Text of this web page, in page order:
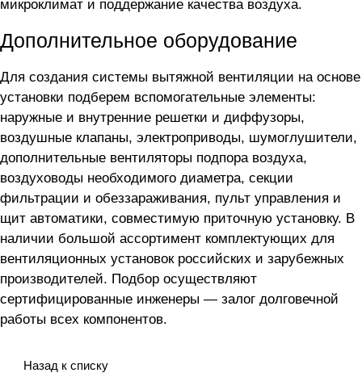
микроклимат и поддержание качества воздуха.
Дополнительное оборудование
Для создания системы вытяжной вентиляции на основе
установки подберем вспомогательные элементы:
наружные и внутренние решетки и диффузоры,
воздушные клапаны, электроприводы, шумоглушители,
дополнительные вентиляторы подпора воздуха,
воздуховоды необходимого диаметра, секции
фильтрации и обеззараживания, пульт управления и
щит автоматики, совместимую приточную установку. В
наличии большой ассортимент комплектующих для
вентиляционных установок российских и зарубежных
производителей. Подбор осуществляют
сертифицированные инженеры — залог долговечной
работы всех компонентов.
Назад к списку